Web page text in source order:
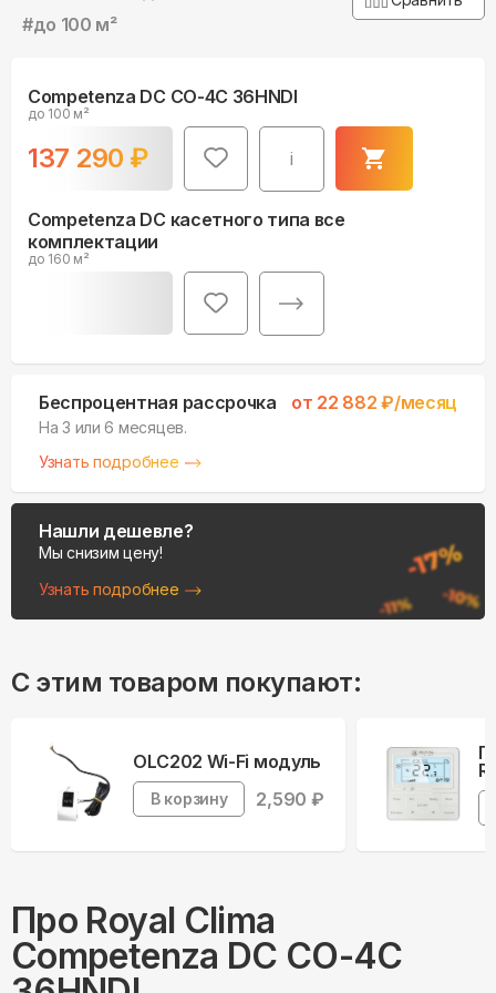
#до 100 м²
Competenza DC CO-4C 36HNDI
до 100 м²
137 290 ₽ i
Competenza DC касетного типа все
комплектации
до 160 м²
Беспроцентная рассрочка от 22 882 ₽/месяц
На 3 или 6 месяцев.
Узнать подробнее
Нашли дешевле?
Мы снизим цену!
Узнать подробнее
С этим товаром покупают:
OLC202 Wi-Fi модуль
В корзину 2,590 ₽
Про Royal Clima
Competenza DC CO-4C